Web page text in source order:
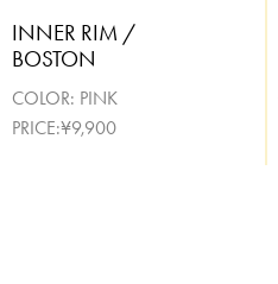
INNER RIM /
BOSTON
COLOR: PINK
PRICE:¥9,900